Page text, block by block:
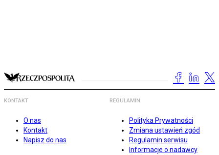
KONTAKT
O nas
Kontakt
Napisz do nas
REGULAMIN
Polityka Prywatności
Zmiana ustawień zgód
Regulamin serwisu
Informacje o nadawcy